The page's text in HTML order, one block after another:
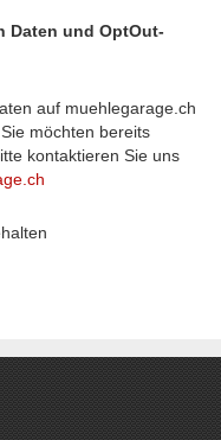
Daten und OptOut-
auf muehlegarage.ch
möchten bereits
kontaktieren Sie uns